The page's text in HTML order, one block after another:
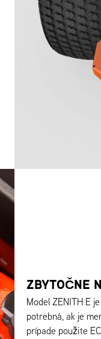
ZBYTOČNE
Model ZENITH E
potrebná, ak je
prípade použite